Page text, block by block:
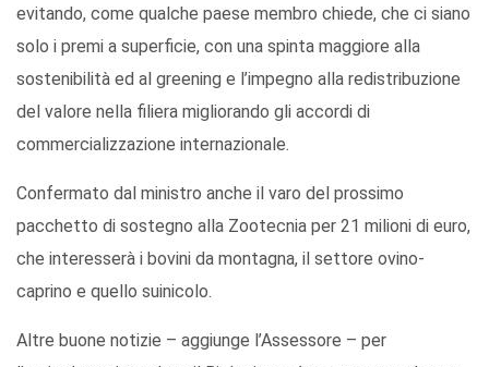
evitando, come qualche paese membro chiede, che ci siano
solo i premi a superficie, con una spinta maggiore alla
sostenibilità ed al greening e l’impegno alla redistribuzione
del valore nella filiera migliorando gli accordi di
commercializzazione internazionale.
Confermato dal ministro anche il varo del prossimo
pacchetto di sostegno alla Zootecnia per 21 milioni di euro,
che interesserà i bovini da montagna, il settore ovino-
caprino e quello suinicolo.
Altre buone notizie – aggiunge l’Assessore – per